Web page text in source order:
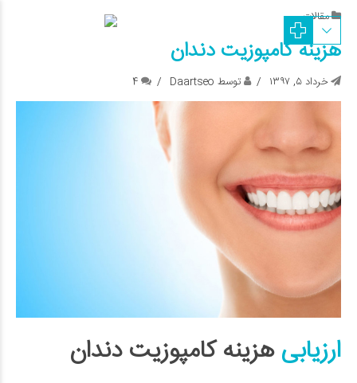
مقالات
هزینه کامپوزیت دندان
خرداد ۵, ۱۳۹۷ توسط Daartseo 4
ارزیابیهزینه کامپوزیت دندان